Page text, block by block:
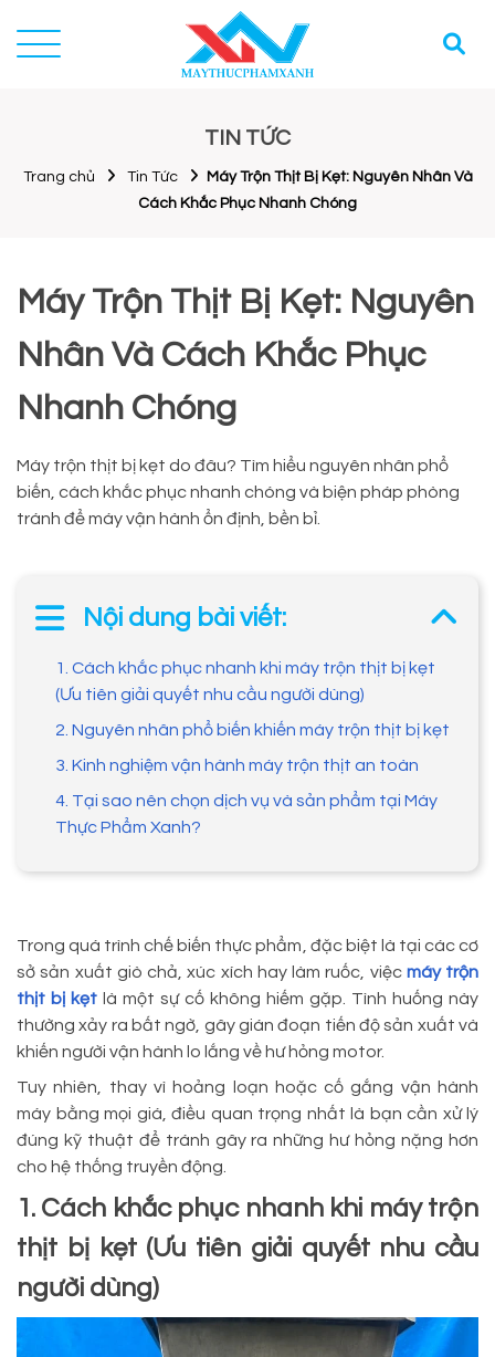
TIN TỨC
Trang chủ Tin Tức
Máy Trộn Thịt Bị Kẹt: Nguyên Nhân Và
Cách Khắc Phục Nhanh Chóng
Máy Trộn Thịt Bị Kẹt: Nguyên
Nhân Và Cách Khắc Phục
Nhanh Chóng
Máy trộn thịt bị kẹt do đâu? Tìm hiểu nguyên nhân phổ
biến, cách khắc phục nhanh chóng và biện pháp phòng
tránh để máy vận hành ổn định, bền bỉ.
Nội dung bài viết:
1. Cách khắc phục nhanh khi máy trộn thịt bị kẹt
(Ưu tiên giải quyết nhu cầu người dùng)
2. Nguyên nhân phổ biến khiến máy trộn thịt bị kẹt
3. Kinh nghiệm vận hành máy trộn thịt an toàn
4. Tại sao nên chọn dịch vụ và sản phẩm tại Máy
Thực Phẩm Xanh?
Trong quá trình chế biến thực phẩm, đặc biệt là tại các cơ
sở sản xuất giò chả, xúc xích hay làm ruốc, việc máy trộn
thịt bị kẹt là một sự cố không hiếm gặp. Tình huống này
thường xảy ra bất ngờ, gây gián đoạn tiến độ sản xuất và
khiến người vận hành lo lắng về hư hỏng motor.
Tuy nhiên, thay vì hoảng loạn hoặc cố gắng vận hành
máy bằng mọi giá, điều quan trọng nhất là bạn cần xử lý
đúng kỹ thuật để tránh gây ra những hư hỏng nặng hơn
cho hệ thống truyền động.
1. Cách khắc phục nhanh khi máy trộn
thịt bị kẹt (Ưu tiên giải quyết nhu cầu
người dùng)